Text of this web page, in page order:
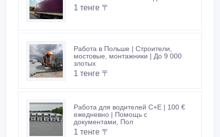
1 тенге 〒
Работа в Польше | Строители,
мостовые, монтажники | До 9 000
злотых
1 тенге 〒
Работа для водителей C+E | 100 €
ежедневно | Помощь с
документами, Пол
1 тенге 〒